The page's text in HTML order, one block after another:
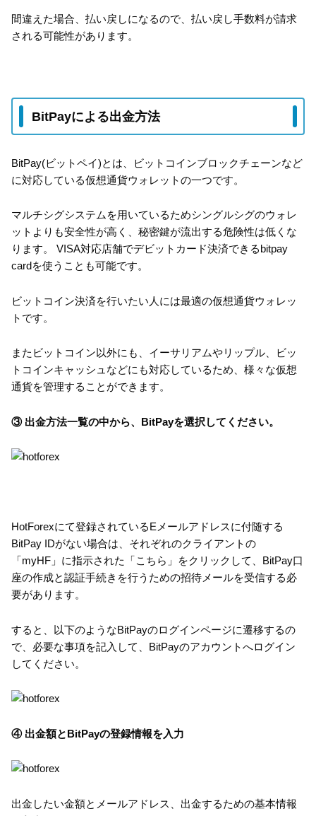
間違えた場合、払い戻しになるので、払い戻し手数料が請求
される可能性があります。
BitPayによる出金方法
BitPay(ビットペイ)とは、ビットコインブロックチェーンなど
に対応している仮想通貨ウォレットの一つです。
マルチシグシステムを用いているためシングルシグのウォレ
ットよりも安全性が高く、秘密鍵が流出する危険性は低くな
ります。 VISA対応店舗でデビットカード決済できるbitpay
cardを使うことも可能です。
ビットコイン決済を行いたい人には最適の仮想通貨ウォレッ
トです。
またビットコイン以外にも、イーサリアムやリップル、ビッ
トコインキャッシュなどにも対応しているため、様々な仮想
通貨を管理することができます。
③ 出金方法一覧の中から、BitPayを選択してください。
HotForexにて登録されているEメールアドレスに付随する
BitPay IDがない場合は、それぞれのクライアントの
「myHF」に指示された「こちら」をクリックして、BitPay口
座の作成と認証手続きを行うための招待メールを受信する必
要があります。
すると、以下のようなBitPayのログインページに遷移するの
で、必要な事項を記入して、BitPayのアカウントへログイン
してください。
④ 出金額とBitPayの登録情報を入力
出金したい金額とメールアドレス、出金するための基本情報